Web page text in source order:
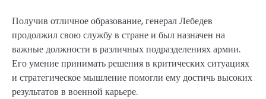
Получив отличное образование, генерал Лебедев
продолжил свою службу в стране и был назначен на
важные должности в различных подразделениях армии.
Его умение принимать решения в критических ситуациях
и стратегическое мышление помогли ему достичь высоких
результатов в военной карьере.